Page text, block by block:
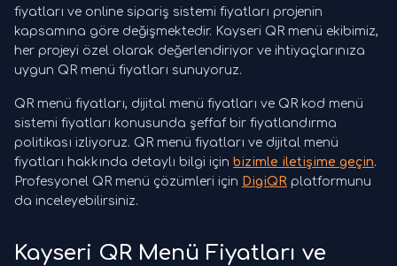
fiyatları ve online sipariş sistemi fiyatları projenin
kapsamına göre değişmektedir. Kayseri QR menü ekibimiz,
her projeyi özel olarak değerlendiriyor ve ihtiyaçlarınıza
uygun QR menü fiyatları sunuyoruz.
QR menü fiyatları, dijital menü fiyatları ve QR kod menü
sistemi fiyatları konusunda şeffaf bir fiyatlandırma
politikası izliyoruz. QR menü fiyatları ve dijital menü
fiyatları hakkında detaylı bilgi için bizimle iletişime geçin.
Profesyonel QR menü çözümleri için DigiQR platformunu
da inceleyebilirsiniz.
Kayseri QR Menü Fiyatları ve